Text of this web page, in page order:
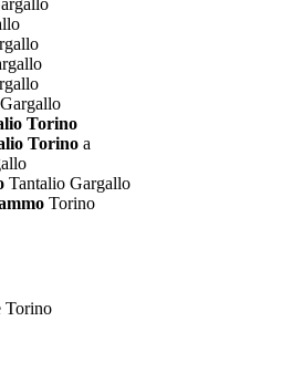
Torino
Torino a
Tantalio Gargallo
Torino